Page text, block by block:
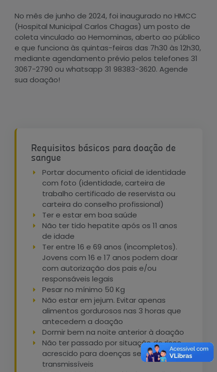
No mês de junho de 2024, foi inaugurado no HMCC
(Hospital Municipal Carlos Chagas) um posto de
coleta vinculado ao Hemominas, aberto ao público
e que funciona às quintas-feiras das 7h30 às 12h30,
mediante agendamento prévio pelos telefones 31
3067-2790 ou whatsapp 31 98383-3620. Agende
sua doação!
Requisitos básicos para doação de
sangue
Portar documento oficial de identidade
com foto (identidade, carteira de
trabalho certificado de reservista ou
carteira do conselho profissional)
Ter e estar em boa saúde
Não ter tido hepatite após os 11 anos
de idade
Ter entre 16 e 69 anos (incompletos).
Jovens com 16 e 17 anos podem doar
com autorização dos pais e/ou
responsáveis legais
Pesar no mínimo 50 Kg
Não estar em jejum. Evitar apenas
alimentos gordurosos nas 3 horas que
antecedem a doação
Dormir bem na noite anterior à doação
Não ter passado por situação de risco
acrescido para doenças sexualmente
transmissíveis